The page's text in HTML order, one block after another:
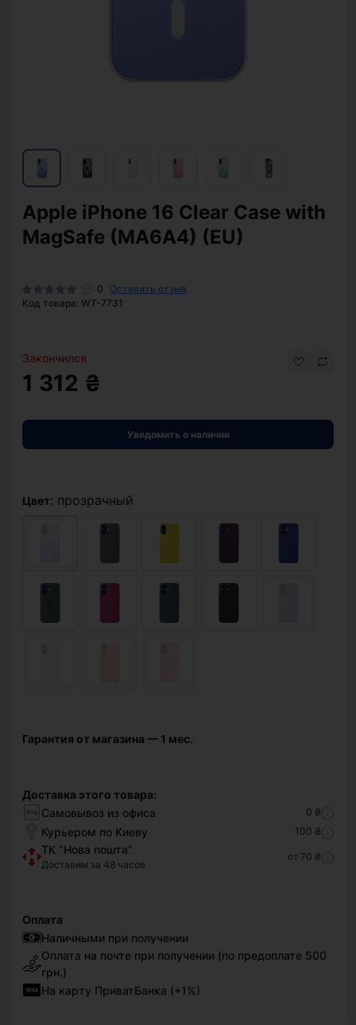
Apple iPhone 16 Clear Case with
MagSafe (MA6A4) (EU)
0
Оставить отзыв
Код товара: WT-7731
Закончился
1 312 ₴
Уведомить о наличии
Цвет: прозрачный
Гарантия от магазина — 1 мес.
Доставка этого товара:
Самовывоз из офиса
0 ₴
Курьером по Киеву 100 ₴
ТК "Нова пошта"
Доставим за 48 часов
от 70 ₴
Оплата
Наличными при получении
Оплата на почте при получении (по предоплате 500
грн.)
На карту ПриватБанка (+1%)